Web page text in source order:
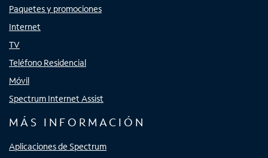
Paquetes y promociones
Internet
TV
Teléfono Residencial
Móvil
Spectrum Internet Assist
MÁS INFORMACIÓN
Aplicaciones de Spectrum